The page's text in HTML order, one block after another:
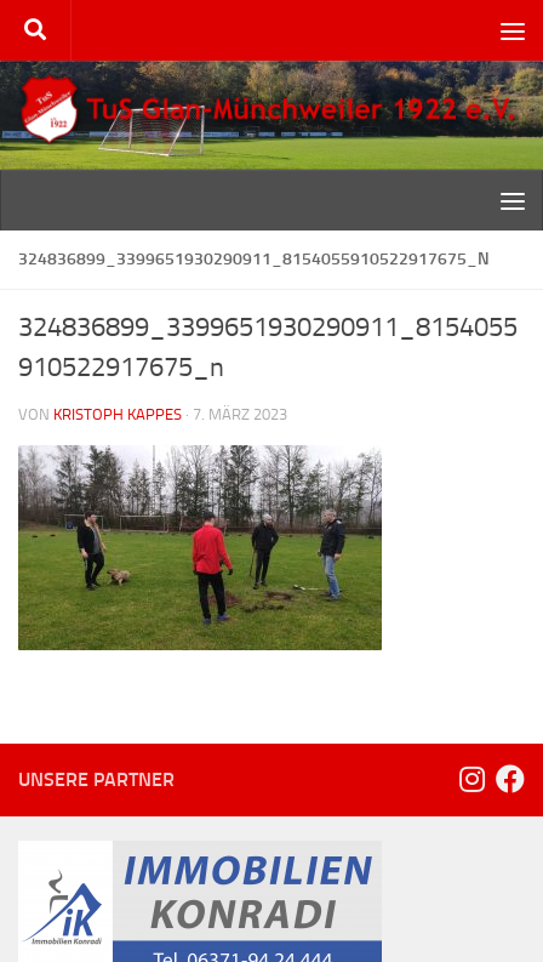
Zum Inhalt springen
324836899_3399651930290911_8154055910522917675_N
324836899_3399651930290911_8154055
910522917675_n
VON KRISTOPH KAPPES · 7. MÄRZ 2023
UNSERE PARTNER